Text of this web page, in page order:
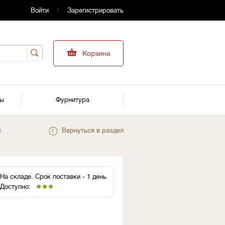
Войти Зарегистрировать
Корзина
Фурнитура
Вернуться в раздел
На складе. Срок поставки - 1 день
Доступно: